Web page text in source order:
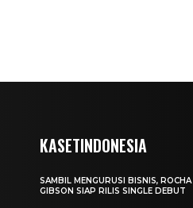
KASETINDONESIA
SAMBIL MENGURUSI BISNIS, ROCHA
GIBSON SIAP RILIS SINGLE DEBUT